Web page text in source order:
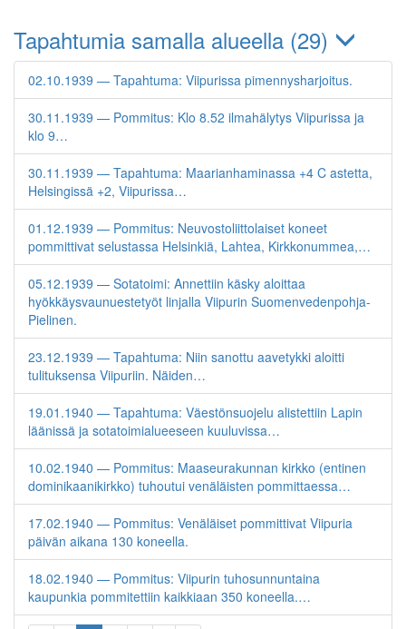
Tapahtumia samalla alueella (29)
02.10.1939 — Tapahtuma: Viipurissa pimennysharjoitus.
30.11.1939 — Pommitus: Klo 8.52 ilmahälytys Viipurissa ja
klo 9…
30.11.1939 — Tapahtuma: Maarianhaminassa +4 C astetta,
Helsingissä +2, Viipurissa…
01.12.1939 — Pommitus: Neuvostoliittolaiset koneet
pommittivat selustassa Helsinkiä, Lahtea, Kirkkonummea,…
05.12.1939 — Sotatoimi: Annettiin käsky aloittaa
hyökkäysvaunuestetyöt linjalla Viipurin Suomenvedenpohja-
Pielinen.
23.12.1939 — Tapahtuma: Niin sanottu aavetykki aloitti
tulituksensa Viipuriin. Näiden…
19.01.1940 — Tapahtuma: Väestönsuojelu alistettiin Lapin
läänissä ja sotatoimialueeseen kuuluvissa…
10.02.1940 — Pommitus: Maaseurakunnan kirkko (entinen
dominikaanikirkko) tuhoutui venäläisten pommittaessa…
17.02.1940 — Pommitus: Venäläiset pommittivat Viipuria
päivän aikana 130 koneella.
18.02.1940 — Pommitus: Viipurin tuhosunnuntaina
kaupunkia pommitettiin kaikkiaan 350 koneella.…